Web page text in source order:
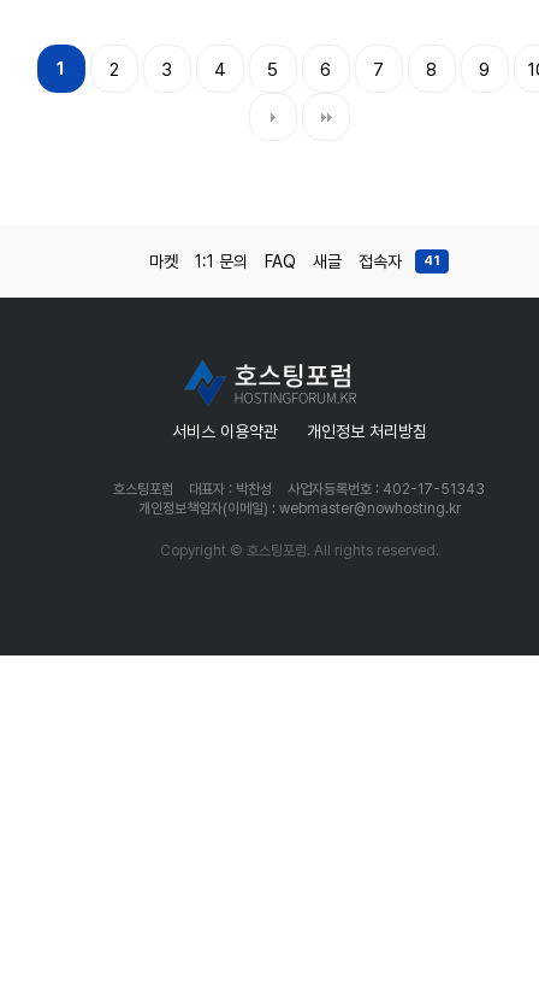
1 2 3 4 5 6 7 8 9
마켓 1:1 문의 FAQ 새글 접속자 41
서비스 이용약관 개인정보 처리방침
호스팅포럼 대표자 : 박찬성
사업자등록번호 : 402-17-51343
개인정보책임자(이메일) : webmaster@nowhosting.kr
Copyright © 호스팅포럼. All rights reserved.